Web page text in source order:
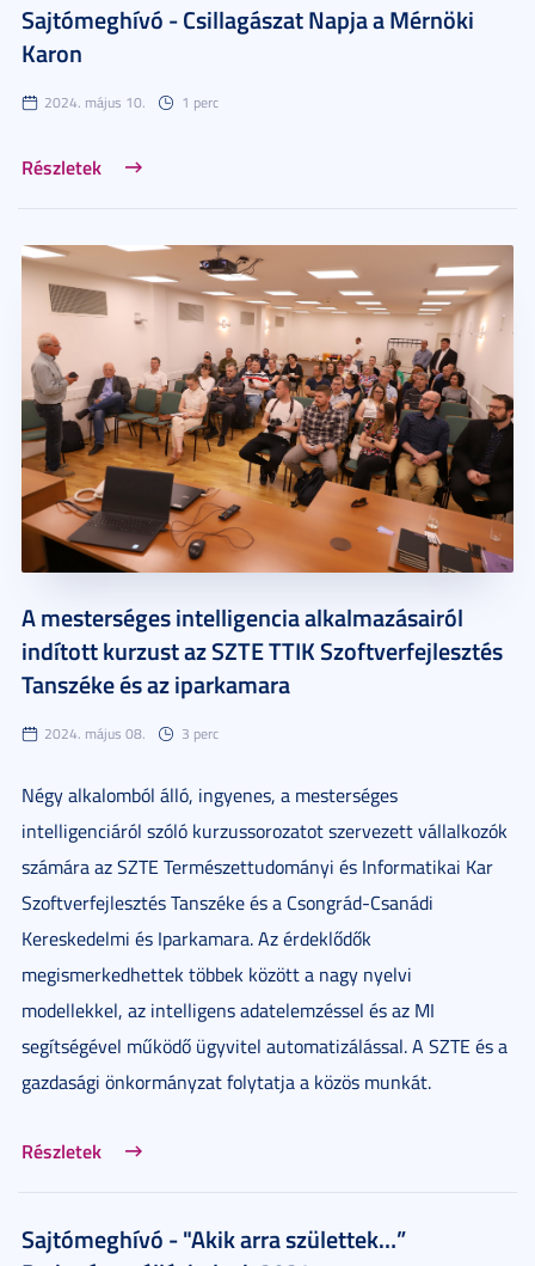
Sajtómeghívó - Csillagászat Napja a Mérnöki
Karon
2024. május 10. 1 perc
Részletek
A mesterséges intelligencia alkalmazásairól
indított kurzust az SZTE TTIK Szoftverfejlesztés
Tanszéke és az iparkamara
2024. május 08. 3 perc
Négy alkalomból álló, ingyenes, a mesterséges
intelligenciáról szóló kurzussorozatot szervezett vállalkozók
számára az SZTE Természettudományi és Informatikai Kar
Szoftverfejlesztés Tanszéke és a Csongrád-Csanádi
Kereskedelmi és Iparkamara. Az érdeklődők
megismerkedhettek többek között a nagy nyelvi
modellekkel, az intelligens adatelemzéssel és az MI
segítségével működő ügyvitel automatizálással. A SZTE és a
gazdasági önkormányzat folytatja a közös munkát.
Részletek
Sajtómeghívó - "Akik arra születtek…”